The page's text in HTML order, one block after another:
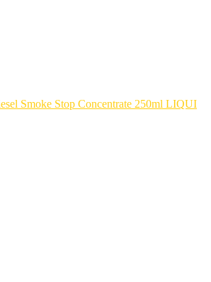
Smoke Stop Concentrate 250ml LIQUI